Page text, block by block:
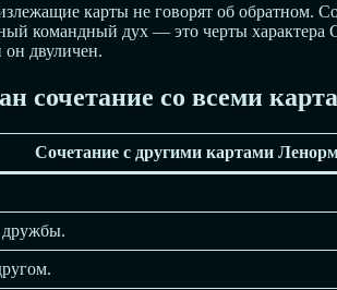
карты не говорят об обратном.
командный дух — это черты
двуличен.
сочетание со всеми
Сочетание с другими картами
дружбы.